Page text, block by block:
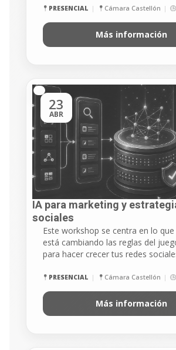
PRESENCIAL Cámara Castellón
Más información
23
ABR
IA para marketing y
sociales​
Este workshop se centra en lo
está cambiando las reglas del
para hacer crecer tus redes
PRESENCIAL Cámara Castellón
Más información